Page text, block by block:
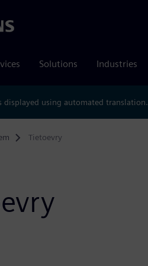
Solutions Industries
displayed using automated translation.
Tietoevry